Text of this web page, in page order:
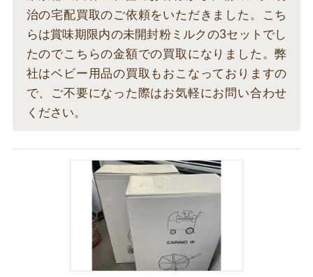
治の宅配買取のご依頼をいただきました。こち
らは賞味期限内の未開封粉ミルクの3セットでし
たのでこちらの金額での買取になりました。弊
社はベビー用品の買取もおこなっておりますの
で、ご不要になった際はお気軽にお問い合わせ
ください。